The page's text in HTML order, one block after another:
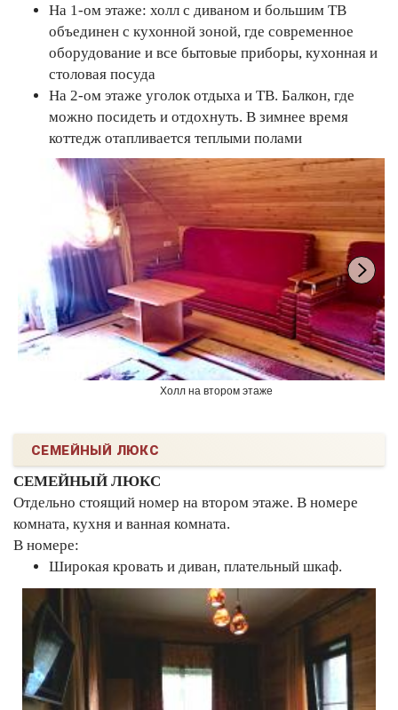
На 1-ом этаже: холл с диваном и большим ТВ
объединен с кухонной зоной, где современное
оборудование и все бытовые приборы, кухонная и
столовая посуда
На 2-ом этаже уголок отдыха и ТВ. Балкон, где
можно посидеть и отдохнуть. В зимнее время
коттедж отапливается теплыми полами
Холл на втором этаже
СЕМЕЙНЫЙ ЛЮКС
СЕМЕЙНЫЙ ЛЮКС
Отдельно стоящий номер на втором этаже. В номере
комната, кухня и ванная комната.
В номере:
Широкая кровать и диван, плательный шкаф.